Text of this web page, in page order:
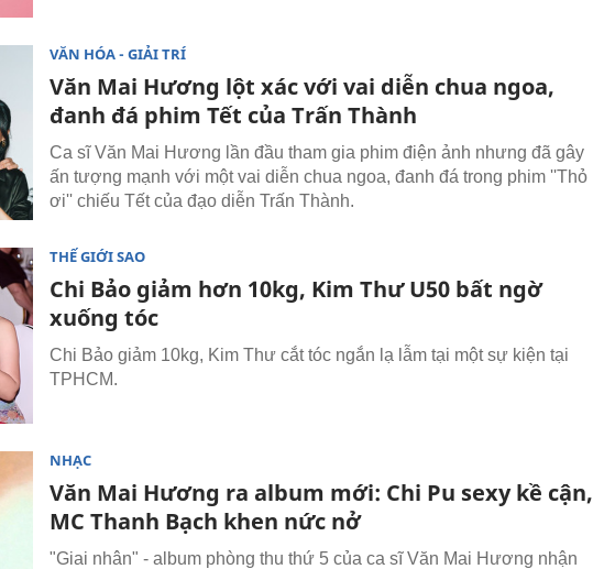
VĂN HÓA - GIẢI TRÍ
Văn Mai Hương lột xác với vai diễn chua ngoa,
đanh đá phim Tết của Trấn Thành
Ca sĩ Văn Mai Hương lần đầu tham gia phim điện ảnh nhưng đã gây
ấn tượng mạnh với một vai diễn chua ngoa, đanh đá trong phim ''Thỏ
ơi'' chiếu Tết của đạo diễn Trấn Thành.
THẾ GIỚI SAO
Chi Bảo giảm hơn 10kg, Kim Thư U50 bất ngờ
xuống tóc
Chi Bảo giảm 10kg, Kim Thư cắt tóc ngắn lạ lẫm tại một sự kiện tại
TPHCM.
NHẠC
Văn Mai Hương ra album mới: Chi Pu sexy kề cận,
MC Thanh Bạch khen nức nở
"Giai nhân" - album phòng thu thứ 5 của ca sĩ Văn Mai Hương nhận